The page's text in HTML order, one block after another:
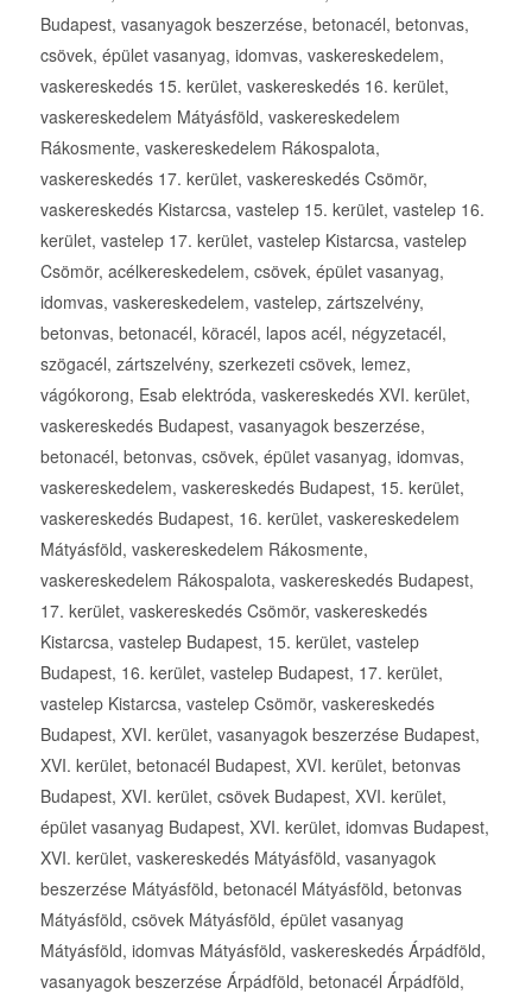
Budapest, vasanyagok beszerzése, betonacél, betonvas,
csövek, épület vasanyag, idomvas, vaskereskedelem,
vaskereskedés 15. kerület, vaskereskedés 16. kerület,
vaskereskedelem Mátyásföld, vaskereskedelem
Rákosmente, vaskereskedelem Rákospalota,
vaskereskedés 17. kerület, vaskereskedés Csömör,
vaskereskedés Kistarcsa, vastelep 15. kerület, vastelep 16.
kerület, vastelep 17. kerület, vastelep Kistarcsa, vastelep
Csömör, acélkereskedelem, csövek, épület vasanyag,
idomvas, vaskereskedelem, vastelep, zártszelvény,
betonvas, betonacél, köracél, lapos acél, négyzetacél,
szögacél, zártszelvény, szerkezeti csövek, lemez,
vágókorong, Esab elektróda, vaskereskedés XVI. kerület,
vaskereskedés Budapest, vasanyagok beszerzése,
betonacél, betonvas, csövek, épület vasanyag, idomvas,
vaskereskedelem, vaskereskedés Budapest, 15. kerület,
vaskereskedés Budapest, 16. kerület, vaskereskedelem
Mátyásföld, vaskereskedelem Rákosmente,
vaskereskedelem Rákospalota, vaskereskedés Budapest,
17. kerület, vaskereskedés Csömör, vaskereskedés
Kistarcsa, vastelep Budapest, 15. kerület, vastelep
Budapest, 16. kerület, vastelep Budapest, 17. kerület,
vastelep Kistarcsa, vastelep Csömör, vaskereskedés
Budapest, XVI. kerület, vasanyagok beszerzése Budapest,
XVI. kerület, betonacél Budapest, XVI. kerület, betonvas
Budapest, XVI. kerület, csövek Budapest, XVI. kerület,
épület vasanyag Budapest, XVI. kerület, idomvas Budapest,
XVI. kerület, vaskereskedés Mátyásföld, vasanyagok
beszerzése Mátyásföld, betonacél Mátyásföld, betonvas
Mátyásföld, csövek Mátyásföld, épület vasanyag
Mátyásföld, idomvas Mátyásföld, vaskereskedés Árpádföld,
vasanyagok beszerzése Árpádföld, betonacél Árpádföld,